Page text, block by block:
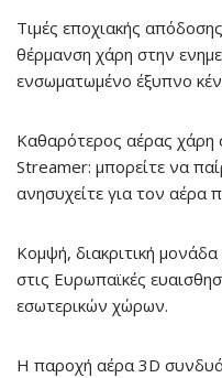
Τιμές εποχιακής
θέρμανση χάρη στην
ενσωματωμένο έξυπνο
Καθαρότερος αέρας χάρη
Streamer: μπορείτε να
ανησυχείτε για τον αέρα
Κομψή, διακριτική μονάδα
στις Ευρωπαϊκές
εσωτερικών χώρων.
Η παροχή αέρα 3D